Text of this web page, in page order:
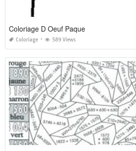
Coloriage D Oeuf Paque
Coloriage 589 Views